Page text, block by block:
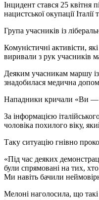
Інцидент стався 25 квітня
нацистської окупації
Група учасників із
Комуністичні активісти,
виривали з рук учасників
Деяким учасникам маршу
знадобилася медична
Нападники кричали «Ви —
За інформацією
чоловіка похилого віку,
Таку ситуацію гнівно
«Під час деяких
були спрямовані на тих,
Ми навіть бачили
Мелоні наголосила, що